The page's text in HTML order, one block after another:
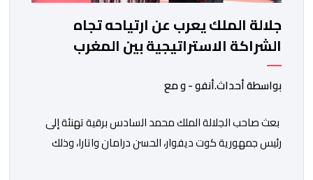
جلالة الملك يعرب عن ارتياحه تجاه
الشراكة الاستراتيجية بين المغرب
والكوت ديفوار
بواسطة أحداث.أنفو - و مع
بعث صاحب الجلالة الملك محمد السادس برقية تهنئة إلى
رئيس جمهورية كوت ديفوار، الحسن درامان واتارا، وذلك